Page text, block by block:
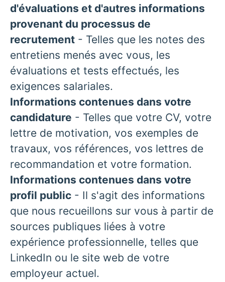
d'évaluations et d'autres informations
provenant du processus de
recrutement - Telles que les notes des
entretiens menés avec vous, les
évaluations et tests effectués, les
exigences salariales.
Informations contenues dans votre
candidature - Telles que votre CV, votre
lettre de motivation, vos exemples de
travaux, vos références, vos lettres de
recommandation et votre formation.
Informations contenues dans votre
profil public - Il s'agit des informations
que nous recueillons sur vous à partir de
sources publiques liées à votre
expérience professionnelle, telles que
LinkedIn ou le site web de votre
employeur actuel.